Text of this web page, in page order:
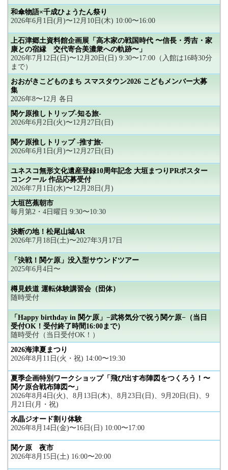
和傘物語×千成ひょうたん祭り
2026年6月1日(月)〜12月10日(木) 10:00〜16:00
上石津郷土資料館企画展「高木家の戦国時代 〜信長・秀吉・家
康との宿縁 交代寄合美濃衆への軌跡〜」
2026年7月12日(日)〜12月20日(日) 9:30〜17:00（入館は16時30分
まで）
おおがきこどものまち スマスタウン2026 こどもメンバー大募
集
2026年8〜12月 各日
関ケ原推しトリップ-知る旅-
2026年6月2日(火)〜12月27日(日)
関ケ原推しトリップ -推す旅-
2026年6月1日(月)〜12月27日(日)
ユネスコ無形文化遺産登録10周年記念 大垣まつりPRポスター
コンクール 作品応募受付
2026年7月1日(水)〜12月28日(月)
大垣芭蕉朝市
毎月第2・4日曜日 9:30〜10:30
決断の地！松尾山城AR
2026年7月18日(土)〜2027年3月17日
「決戦！関ケ原」没入型サウンドツアー
2025年6月4日〜
樽見鉄道 運転体験講習会（団体）
随時受付
「Happy birthday in 関ケ原」−武将気分で祝う関ケ原−（当日
受付OK！受付終了時間16:00まで）
随時受付（当日受付OK！）
2026海津夏まつり
2026年8月11日(火・祝) 14:00〜19:30
夏季企画特別ワークショップ「飛び出す布陣図をつくろう！〜
関ケ原合戦布陣図〜」
2026年8月4日(火)、8月13日(木)、8月23日(日)、9月20日(日)、9
月21日(月・祝)
水晶ジオード割り体験
2026年8月14日(金)〜16日(日) 10:00〜17:00
関ケ原 夜市
2026年8月15日(土) 16:00〜20:00